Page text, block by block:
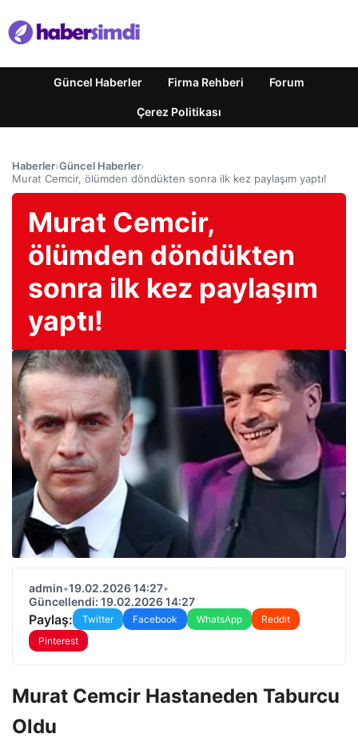
Güncel Haberler Firma Rehberi Forum
Çerez Politikası
Haberler›Güncel Haberler›
Murat Cemcir, ölümden döndükten sonra ilk kez paylaşım yaptı!
Murat Cemcir,
ölümden döndükten
sonra ilk kez paylaşım
yaptı!
admin•19.02.2026 14:27•
Güncellendi: 19.02.2026 14:27
Paylaş: Twitter Facebook WhatsApp
Reddit
Pinterest
Murat Cemcir Hastaneden Taburcu
Oldu